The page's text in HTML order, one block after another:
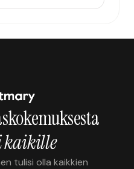
kaikille
tulisi olla kaikkien